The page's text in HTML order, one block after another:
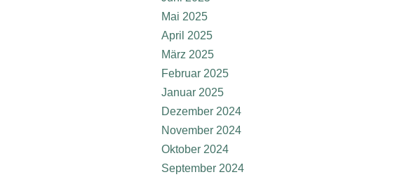
Mai 2025
April 2025
März 2025
Februar 2025
Januar 2025
Dezember 2024
November 2024
Oktober 2024
September 2024